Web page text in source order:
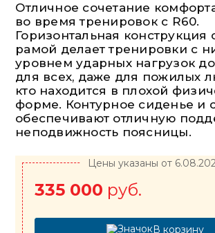
Отличное сочетание
во время тренировок с R60.
Горизонтальная конструкция
рамой делает тренировки с
уровнем ударных нагрузок
для всех, даже для пожилых
кто находится в плохой
форме. Контурное сиденье и
обеспечивают отличную
неподвижность поясницы.
Цены указаны от
335 000 руб.
В корзину